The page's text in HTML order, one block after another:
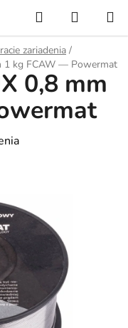
Hľadať
KOŠÍK
zariadenia /
1 kg FCAW — Powermat
0,8 mm